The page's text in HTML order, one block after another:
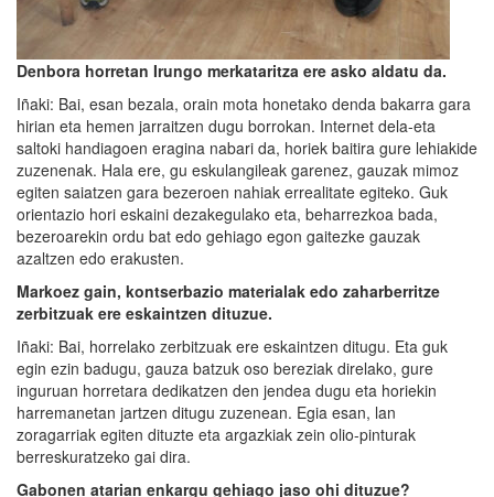
Denbora horretan Irungo merkataritza ere asko aldatu da.
Iñaki: Bai, esan bezala, orain mota honetako denda bakarra gara
hirian eta hemen jarraitzen dugu borrokan. Internet dela-eta
saltoki handiagoen eragina nabari da, horiek baitira gure lehiakide
zuzenenak. Hala ere, gu eskulangileak garenez, gauzak mimoz
egiten saiatzen gara bezeroen nahiak errealitate egiteko. Guk
orientazio hori eskaini dezakegulako eta, beharrezkoa bada,
bezeroarekin ordu bat edo gehiago egon gaitezke gauzak
azaltzen edo erakusten.
Markoez gain, kontserbazio materialak edo zaharberritze
zerbitzuak ere eskaintzen dituzue.
Iñaki: Bai, horrelako zerbitzuak ere eskaintzen ditugu. Eta guk
egin ezin badugu, gauza batzuk oso bereziak direlako, gure
inguruan horretara dedikatzen den jendea dugu eta horiekin
harremanetan jartzen ditugu zuzenean. Egia esan, lan
zoragarriak egiten dituzte eta argazkiak zein olio-pinturak
berreskuratzeko gai dira.
Gabonen atarian enkargu gehiago jaso ohi dituzue?